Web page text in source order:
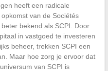
heeft een radicale
van de Sociétés
bekend als SCPI. Door
in vastgoed te investeren
beheer, trekken SCPI een
Maar hoe zorg je ervoor dat
van SCPI is